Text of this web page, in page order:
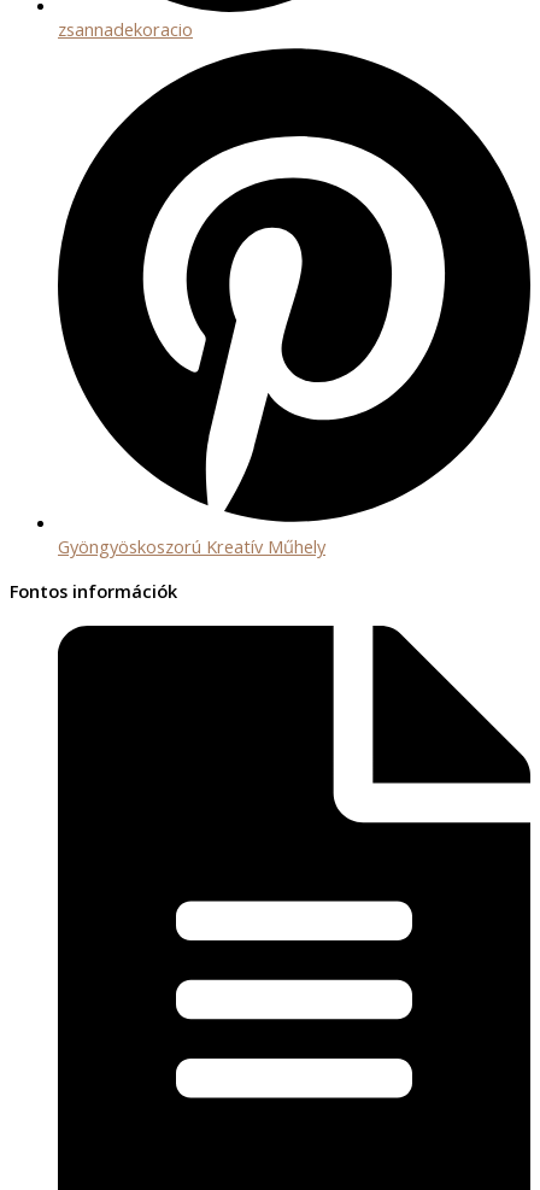
zsannadekoracio
Gyöngyöskoszorú Kreatív Műhely
Fontos információk